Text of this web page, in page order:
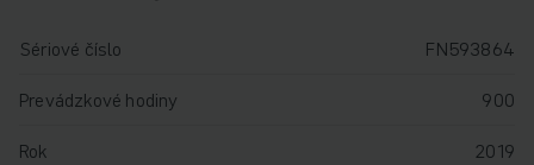
Sériové číslo
FN593864
Prevádzkové hodiny
900
Rok
2019